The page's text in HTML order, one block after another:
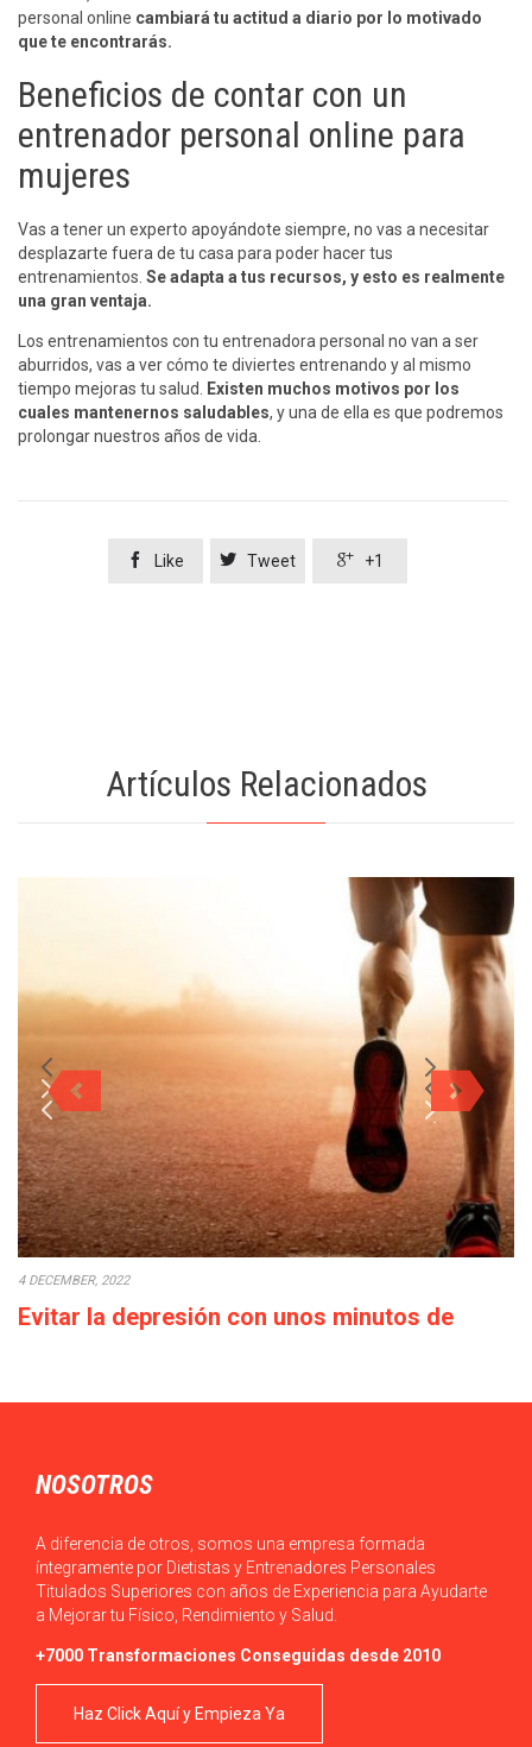
personal online cambiará tu actitud a diario por lo motivado
que te encontrarás.
Beneficios de contar con un
entrenador personal online para
mujeres
Vas a tener un experto apoyándote siempre, no vas a necesitar
desplazarte fuera de tu casa para poder hacer tus
entrenamientos. Se adapta a tus recursos, y esto es realmente
una gran ventaja.
Los entrenamientos con tu entrenadora personal no van a ser
aburridos, vas a ver cómo te diviertes entrenando y al mismo
tiempo mejoras tu salud.
Existen muchos motivos por los
cuales mantenernos saludables, y una de ella es que podremos
prolongar nuestros años de vida.
 Like  Tweet  +1
Artículos Relacionados
4 DECEMBER, 2022
Evitar la depresión con unos minutos de
NOSOTROS
A diferencia de otros, somos una empresa formada
íntegramente por Dietistas y Entrenadores Personales
Titulados Superiores con años de Experiencia para Ayudarte
a Mejorar tu Físico, Rendimiento y Salud.
+7000 Transformaciones Conseguidas desde 2010
Haz Click Aquí y Empieza Ya